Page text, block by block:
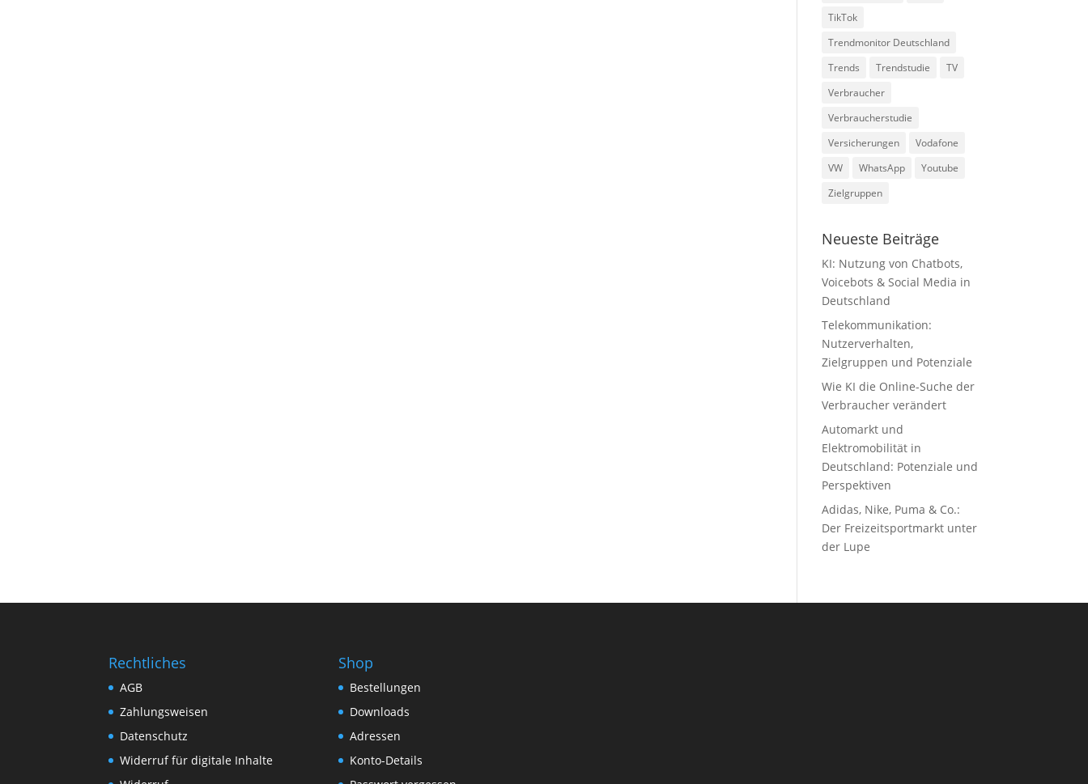
TikTok
Trendmonitor Deutschland
Trends
Trendstudie
TV
Verbraucher
Verbraucherstudie
Versicherungen
Vodafone
VW
WhatsApp
Youtube
Zielgruppen
Neueste Beiträge
KI: Nutzung von Chatbots,
Voicebots & Social Media in
Deutschland
Telekommunikation:
Nutzerverhalten,
Zielgruppen und Potenziale
Wie KI die Online-Suche der
Verbraucher verändert
Automarkt und
Elektromobilität in
Deutschland: Potenziale und
Perspektiven
Adidas, Nike, Puma & Co.:
Der Freizeitsportmarkt unter
der Lupe
Rechtliches
AGB
Zahlungsweisen
Datenschutz
Widerruf für digitale Inhalte
Shop
Bestellungen
Downloads
Adressen
Konto-Details